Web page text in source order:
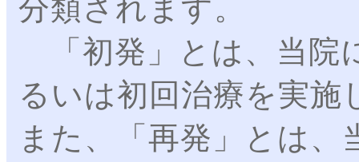
分類されます。
「初発」とは、当院
るいは初回治療を実
また、「再発」とは、